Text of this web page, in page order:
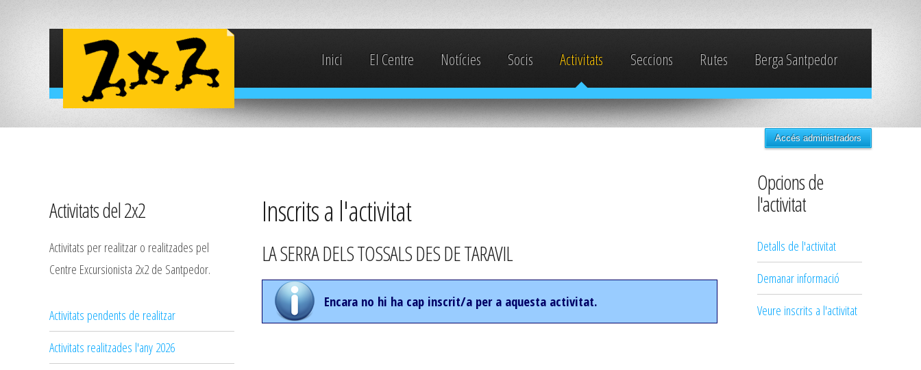
Inici El Centre Notícies Socis Activitats Seccions Rutes Berga Santpedor
Accés administradors
Activitats del 2x2
Activitats per realitzar o realitzades pel
Centre Excursionista 2x2 de Santpedor.
Activitats pendents de realitzar
Activitats realitzades l'any 2026
Inscrits a l'activitat
LA SERRA DELS TOSSALS DES DE TARAVIL
Encara no hi ha cap inscrit/a per a aquesta activitat.
Opcions de
l'activitat
Detalls de l'activitat
Demanar informació
Veure inscrits a l'activitat